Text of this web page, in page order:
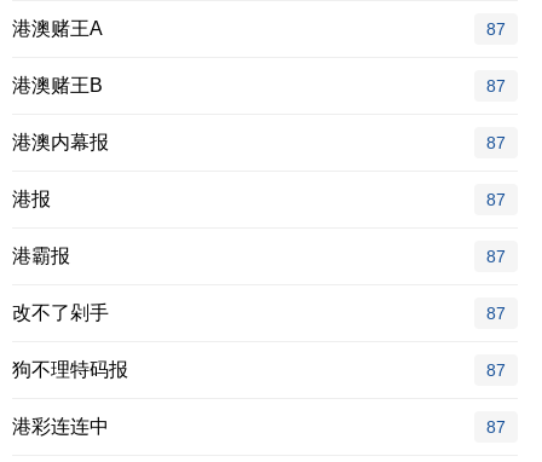
港澳赌王A 87
港澳赌王B 87
港澳内幕报 87
港报 87
港霸报 87
改不了剁手 87
狗不理特码报 87
港彩连连中 87